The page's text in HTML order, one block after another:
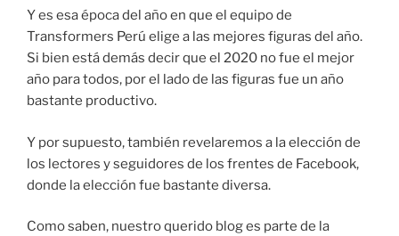
Y es esa época del año en que el equipo de
Transformers Perú elige a las mejores figuras del año.
Si bien está demás decir que el 2020 no fue el mejor
año para todos, por el lado de las figuras fue un año
bastante productivo.
Y por supuesto, también revelaremos a la elección de
los lectores y seguidores de los frentes de Facebook,
donde la elección fue bastante diversa.
Como saben, nuestro querido blog es parte de la